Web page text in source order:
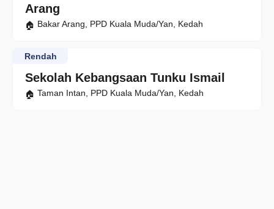
Arang
Bakar Arang, PPD Kuala Muda/Yan, Kedah
Sekolah Kebangsaan Tunku Ismail
Rendah
Taman Intan, PPD Kuala Muda/Yan, Kedah